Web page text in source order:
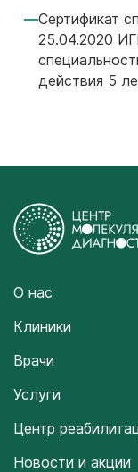
Сертификат
25.04.2020
действия 5
О нас
Клиники
Врачи
Услуги
Центр
Новости и акции